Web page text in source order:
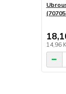
14,96